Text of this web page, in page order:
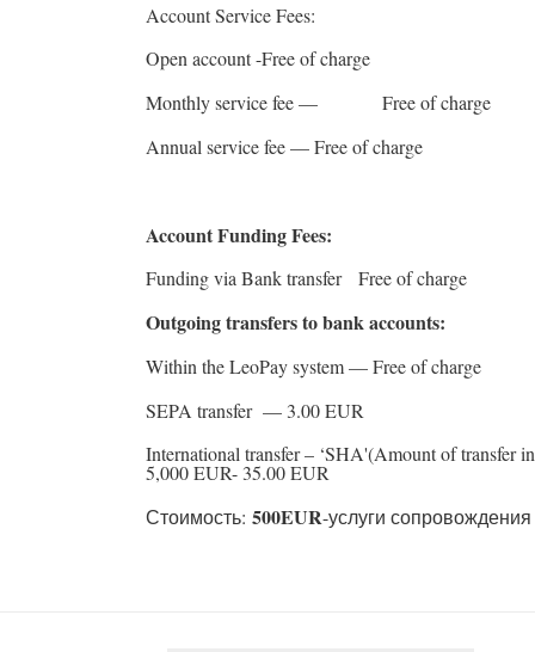
Account Service Fees:
Open account -Free of charge
Monthly service fee — Free of charge
Annual service fee — Free of charge
Account Funding Fees:
Funding via Bank transfer Free of charge
Outgoing transfers to bank accounts:
Within the LeoPay system — Free of charge
SEPA transfer — 3.00 EUR
International transfer – ‘SHA'(Amount of transfer
5,000 EUR- 35.00 EUR
Стоимость: 500EUR-услуги